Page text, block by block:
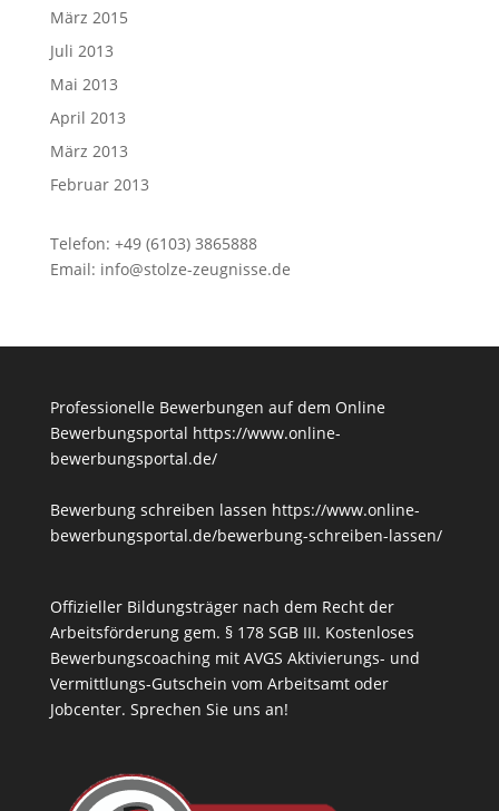
März 2015
Juli 2013
Mai 2013
April 2013
März 2013
Februar 2013
Telefon: +49 (6103) 3865888
Email: info@stolze-zeugnisse.de
Professionelle Bewerbungen auf dem Online
Bewerbungsportal https://www.online-
bewerbungsportal.de/
Bewerbung schreiben lassen https://www.online-
bewerbungsportal.de/bewerbung-schreiben-lassen/
Offizieller Bildungsträger nach dem Recht der
Arbeitsförderung gem. § 178 SGB III. Kostenloses
Bewerbungscoaching mit AVGS Aktivierungs- und
Vermittlungs-Gutschein vom Arbeitsamt oder
Jobcenter. Sprechen Sie uns an!